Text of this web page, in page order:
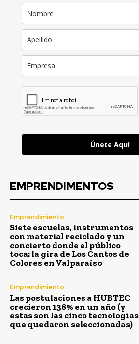
Únete Aquí
EMPRENDIMENTOS
Emprendimiento
Siete escuelas, instrumentos
con material reciclado y un
concierto donde el público
toca: la gira de Los Cantos de
Colores en Valparaíso
Emprendimiento
Las postulaciones a HUBTEC
crecieron 138% en un año (y
estas son las cinco tecnologías
que quedaron seleccionadas)